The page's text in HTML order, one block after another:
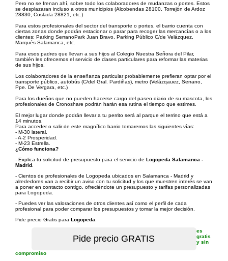
Pero no se frenan ahí, sobre todo los colaboradores de mudanzas o portes. Estos
se desplazaran incluso a otros municipios (Alcobendas 28100, Torrejón de Ardoz
28830, Coslada 28821, etc.)
Para estos profesionales del sector del transporte o portes, el barrio cuenta con
ciertas zonas donde podrán estacionar o parar para recoger las mercancías o a los
clientes: Parking SerranoPark Juan Bravo, Parking Público C/de Velázquez,
Marqués Salamanca, etc.
Para esos padres que llevan a sus hijos al Colegio Nuestra Señora del Pilar,
también les ofrecemos el servicio de clases particulares para reformar las materias
de sus hijos.
Los colaboradores de la enseñanza particular probablemente prefieran optar por el
transporte público, autobús (C/del Gral. Pardiñas), metro (Velázqauez, Serrano,
Ppe. De Vergara, etc.)
Para los dueños que no pueden hacerse cargo del paseo diario de su mascota, los
profesionales de Cronoshare podrán harán esa rutina el tiempo que estimes.
El mejor lugar donde podrán llevar a tu perrito será al parque el terrino que está a
14 minutos.
Para acceder o salir de este magnífico barrio tomaremos las siguientes vías:
- M-30 lateral.
- A-2 Prosperidad.
- M-23 Estrella.
¿Cómo funciona?
- Explica tu solicitud de presupuesto para el servicio de Logopeda Salamanca -
Madrid
- Cientos de profesionales de Logopeda ubicados en Salamanca - Madrid y
alrededores van a recibir un aviso con tu solicitud y los que muestren interés se van
a poner en contacto contigo, ofreciéndote un presupuesto y tarifas personalizadas
para Logopeda.
- Puedes ver las valoraciones de otros clientes así como el perfil de cada
profesional para poder comparar los presupuestos y tomar la mejor decisión.
Pide precio Gratis para Logopeda
es
gratis
y sin
compromiso